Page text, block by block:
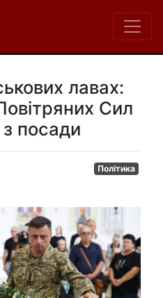
лавах:
Сил
посади
Політика